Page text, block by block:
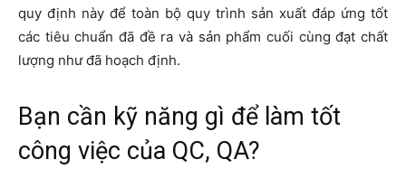
quy định này để toàn bộ quy trình sản xuất đáp ứng tốt
các tiêu chuẩn đã đề ra và sản phẩm cuối cùng đạt chất
lượng như đã hoạch định.
Bạn cần kỹ năng gì để làm tốt
công việc của QC, QA?